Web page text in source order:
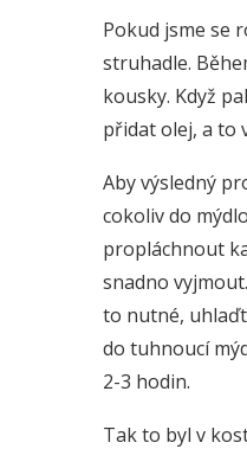
Pokud jsme se
struhadle.
kousky. Když
přidat olej, a to
Aby výsledný
cokoliv do
propláchnout
snadno
to nutné,
do tuhnoucí
2-3 hodin.
Tak to byl v